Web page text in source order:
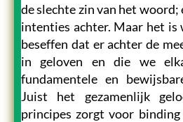
de slechte zin van het
intenties achter. Maar het is
beseffen dat er achter de
in geloven en die we
fundamentele en
Juist het gezamenlijk
principes zorgt voor